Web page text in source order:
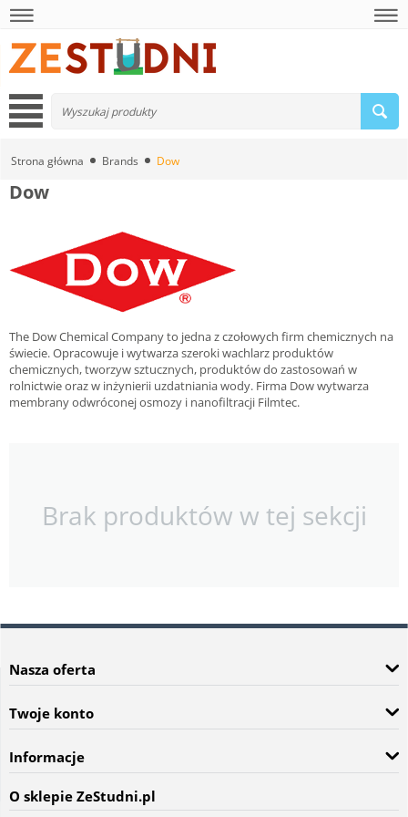
Strona główna Brands Dow
Dow
The Dow Chemical Company to jedna z czołowych firm chemicznych na
świecie. Opracowuje i wytwarza szeroki wachlarz produktów
chemicznych, tworzyw sztucznych, produktów do zastosowań w
rolnictwie oraz w inżynierii uzdatniania wody. Firma Dow wytwarza
membrany odwróconej osmozy i nanofiltracji Filmtec.
Brak produktów w tej sekcji
Nasza oferta
Twoje konto
Informacje
O sklepie ZeStudni.pl